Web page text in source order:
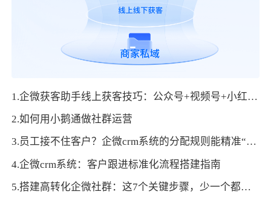
1.企微获客助手线上获客技巧：公众号+视频号+小红书联动引流
2.如何用小鹅通做社群运营
3.员工接不住客户？企微crm系统的分配规则能精准“配对”
4.企微crm系统：客户跟进标准化流程搭建指南
5.搭建高转化企微社群：这7个关键步骤，少一个都不行